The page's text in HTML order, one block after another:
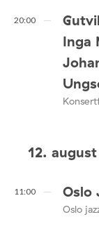
20:00
Inga
12. august
11:00 Oslo
Oslo